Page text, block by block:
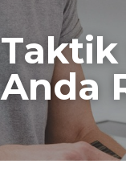
Taktik
Anda